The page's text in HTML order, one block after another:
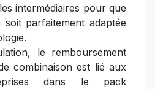
intermédiaires pour que
soit parfaitement adaptée
le remboursement
combinaison est lié aux
dans le pack